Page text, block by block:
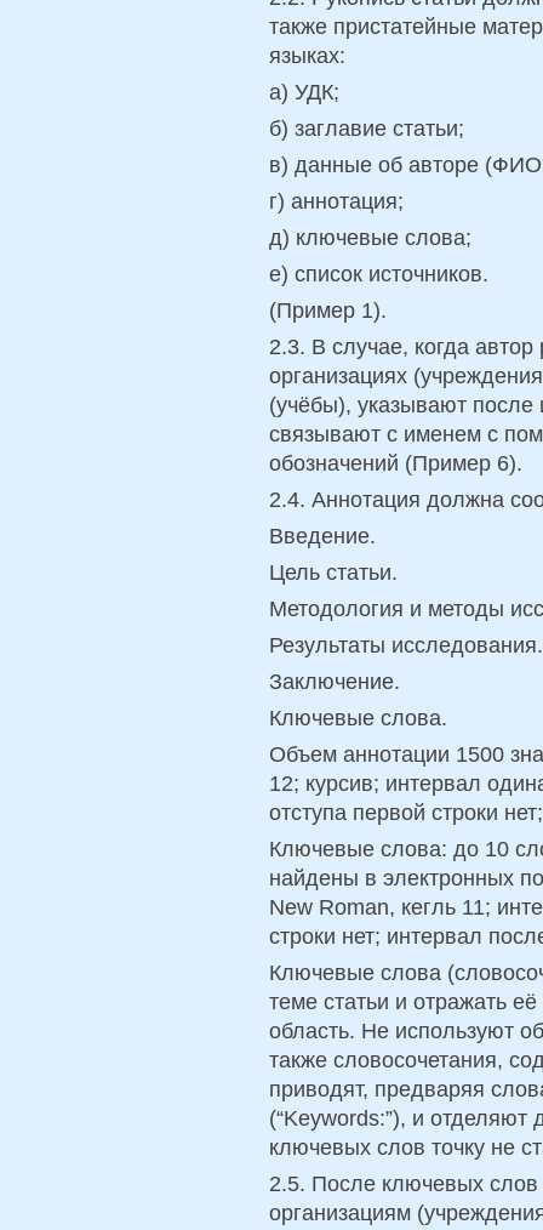
также пристатейные
языках:
а) УДК;
б) заглавие статьи;
в) данные об авторе
г) аннотация;
д) ключевые слова;
е) список источников.
(Пример 1).
2.3. В случае, когда автор
организациях
(учёбы), указывают после
связывают с именем с
обозначений (Пример 6).
2.4. Аннотация должна
Введение.
Цель статьи.
Методология и методы
Результаты исследования.
Заключение.
Ключевые слова.
Объем аннотации 1500
12; курсив; интервал
отступа первой строки
Ключевые слова: до 10
найдены в электронных
New Roman, кегль 11;
строки нет; интервал
Ключевые слова
теме статьи и отражать
область. Не используют
также словосочетания,
приводят, предваряя
(“Keywords:”), и отделяют
ключевых слов точку не
2.5. После ключевых слов
организациям